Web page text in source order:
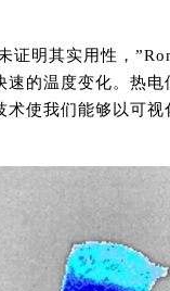
证明其实用性，
速的温度变化。热
术使我们能够以可